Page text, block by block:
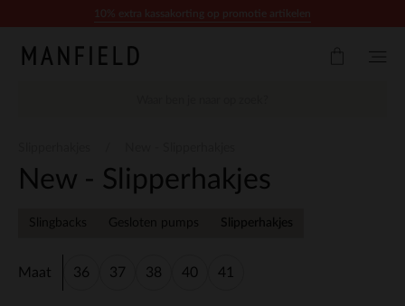
New - Slipperhakjes
Slingbacks Gesloten pumps Slipperhakjes
Maat 36 37 38 40 41